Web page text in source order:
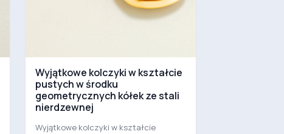
Wyjątkowe kolczyki w kształcie
pustych w środku
geometrycznych kółek ze stali
nierdzewnej
Wyjątkowe kolczyki w kształcie